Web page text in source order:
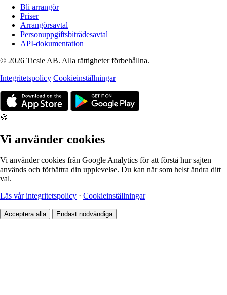
Bli arrangör
Priser
Arrangörsavtal
Personuppgiftsbiträdesavtal
API-dokumentation
© 2026 Ticsie AB. Alla rättigheter förbehållna.
Integritetspolicy Cookieinställningar
🍪
Vi använder cookies
Vi använder cookies från Google Analytics för att förstå hur sajten
används och förbättra din upplevelse. Du kan när som helst ändra ditt
val.
Läs vår integritetspolicy · Cookieinställningar
Acceptera alla Endast nödvändiga